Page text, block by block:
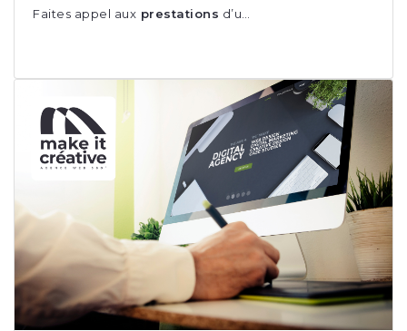
Faites appel aux prestations d’u…